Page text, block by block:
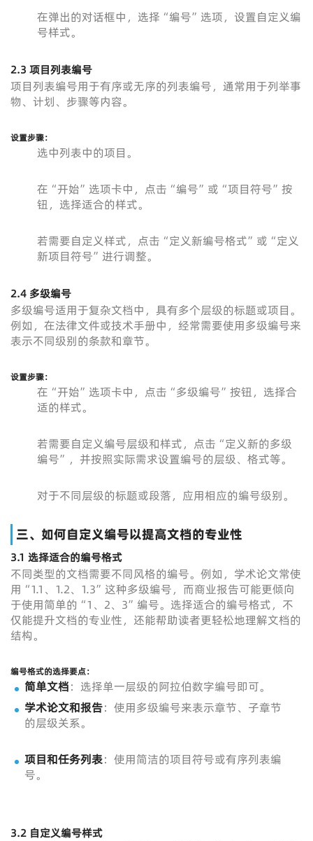
在弹出的对话框中，选择“编号”选项，设置自定义编
号样式。
2.3 项目列表编号
项目列表编号用于有序或无序的列表编号，通常用于列举事
物、计划、步骤等内容。
设置步骤：
选中列表中的项目。
在“开始”选项卡中，点击“编号”或“项目符号”按
钮，选择适合的样式。
若需要自定义样式，点击“定义新编号格式”或“定义
新项目符号”进行调整。
2.4 多级编号
多级编号适用于复杂文档中，具有多个层级的标题或项目。
例如，在法律文件或技术手册中，经常需要使用多级编号来
表示不同级别的条款和章节。
设置步骤：
在“开始”选项卡中，点击“多级编号”按钮，选择合
适的样式。
若需要自定义编号层级和样式，点击“定义新的多级
编号”，并按照实际需求设置编号的层级、格式等。
对于不同层级的标题或段落，应用相应的编号级别。
三、如何自定义编号以提高文档的专业性
3.1 选择适合的编号格式
不同类型的文档需要不同风格的编号。例如，学术论文常使
用“1.1、1.2、1.3”这种多级编号，而商业报告可能更倾向
于使用简单的“1、2、3”编号。选择适合的编号格式，不
仅能提升文档的专业性，还能帮助读者更轻松地理解文档的
结构。
编号格式的选择要点：
简单文档：选择单一层级的阿拉伯数字编号即可。
学术论文和报告：使用多级编号来表示章节、子章节
的层级关系。
项目和任务列表：使用简洁的项目符号或有序列表编
号。
3.2 自定义编号样式